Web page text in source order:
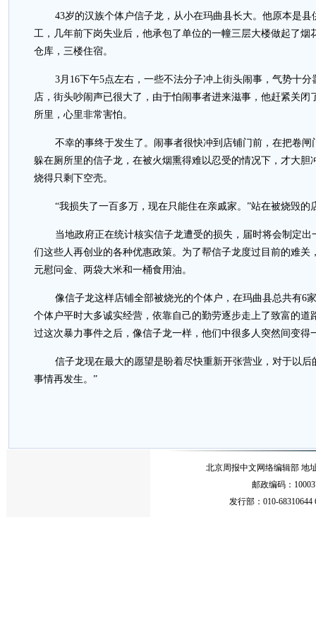
43岁的汉族个体户信子龙，从小在玛曲县长大。他原本是
工，几年前下岗失业后，他承包了单位的一幢三层大楼做起了烟
仓库，三楼住宿。
3月16下午5点左右，一些不法分子冲上街头闹事，气势十
店，街头吵闹声已很大了，由于怕闹事者进来滋事，他赶紧关闭
所里，心里非常害怕。
不幸的事终于发生了。闹事者很快冲到店铺门前，在把卷
躲在厕所里的信子龙，在被火烟熏得难以忍受的情况下，才大胆
烧得只剩下空壳。
“我损失了一百多万，现在只能住在亲戚家。”站在被烧毁
当地政府正在统计核实信子龙遭受的损失，届时将会制定
们这些人再创业的各种优惠政策。为了帮信子龙度过目前的难关
元慰问金、两袋大米和一桶食用油。
像信子龙这样店铺全部被烧光的个体户，在玛曲县总共有6
个体户平时大多诚实经营，依靠自己的勤劳逐步走上了致富的道
过这次暴力事件之后，像信子龙一样，他们中很多人突然间变得
信子龙现在最大的愿望是盼着尽快重新开张营业，对于以后
事情再发生。”
北京周报中文网络编辑部 地
邮政编码：
发行部：010-68310644